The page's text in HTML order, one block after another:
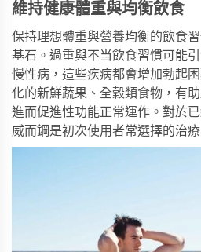
維持健康體重與均衡飲食
保持理想體重與營養均衡的飲食
基石。過重與不当飲食習慣可能
慢性病，這些疾病都會增加勃起
化的新鮮蔬果、全穀類食物，有
進而促進性功能正常運作。對於
威而鋼是初次使用者常選擇的治療